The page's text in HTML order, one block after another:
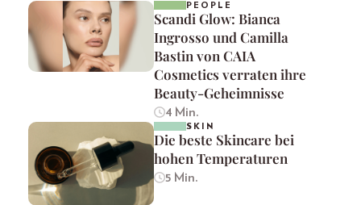
PEOPLE
Scandi Glow: Bianca
Ingrosso und Camilla
Bastin von CAIA
Cosmetics verraten ihre
Beauty-Geheimnisse
4 Min.
SKIN
Die beste Skincare bei
hohen Temperaturen
5 Min.